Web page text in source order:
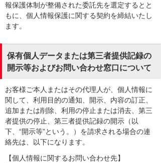
報保護体制が整備された委託先を選定するとと
もに、個人情報保護に関する契約を締結いたし
ます。
保有個人データまたは第三者提供記録の
開示等およびお問い合わせ窓口について
お客様ご本人またはその代理人が、個人情報に
関して、利用目的の通知、開示、内容の訂正、
追加または削除、利用の停止または消去、第三
者提供の停止、第三者提供記録の開示（以
下、“開示等”という。）を請求される場合の連
絡先は、以下になります。
【個人情報に関するお問い合わせ先】